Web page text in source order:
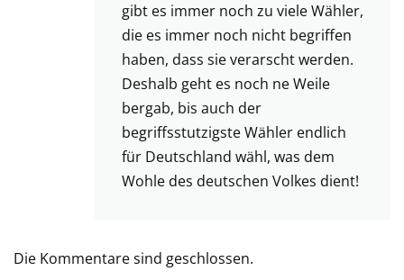
gibt es immer noch zu viele Wähler,
die es immer noch nicht begriffen
haben, dass sie verarscht werden.
Deshalb geht es noch ne Weile
bergab, bis auch der
begriffsstutzigste Wähler endlich
für Deutschland wähl, was dem
Wohle des deutschen Volkes dient!
Die Kommentare sind geschlossen.